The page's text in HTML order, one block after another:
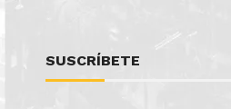
SUSCRÍBETE